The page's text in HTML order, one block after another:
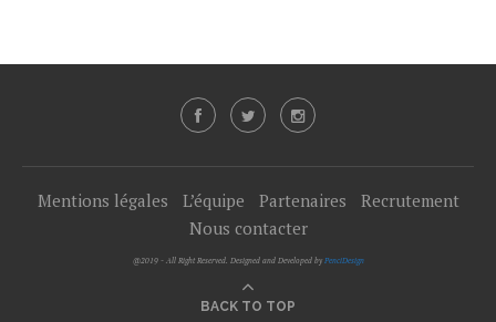
Mentions légales L’équipe Partenaires
Recrutement
Nous contacter
@2019 - All Right Reserved. Designed and Developed by PenciDesign
BACK TO TOP